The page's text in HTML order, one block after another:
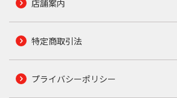
店舗案内
特定商取引法
プライバシーポリシー